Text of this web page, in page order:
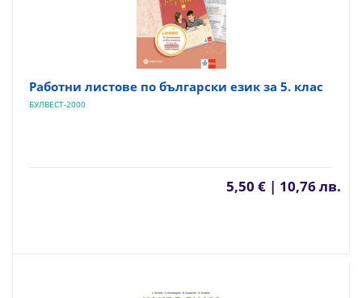
Работни листове по български език за 5. клас
БУЛВЕСТ-2000
5,50 € | 10,76 лв.